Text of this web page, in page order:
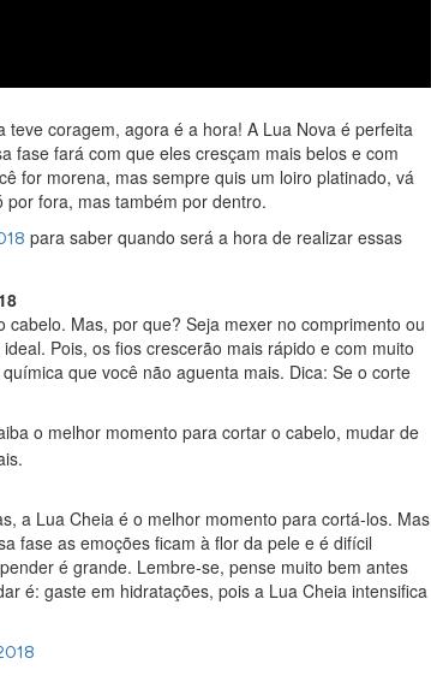
coragem, agora é a hora! A Lua Nova é perfeita
fase fará com que eles cresçam mais belos e com
for morena, mas sempre quis um loiro platinado, vá
fora, mas também por dentro.
para saber quando será a hora de realizar essas
Mas, por que? Seja mexer no comprimento ou
Pois, os fios crescerão mais rápido e com muito
que você não aguenta mais. Dica: Se o corte
o melhor momento para cortar o cabelo, mudar de
a Lua Cheia é o melhor momento para cortá-los. Mas
fase as emoções ficam à flor da pele e é difícil
é grande. Lembre-se, pense muito bem antes
é: gaste em hidratações, pois a Lua Cheia intensifica